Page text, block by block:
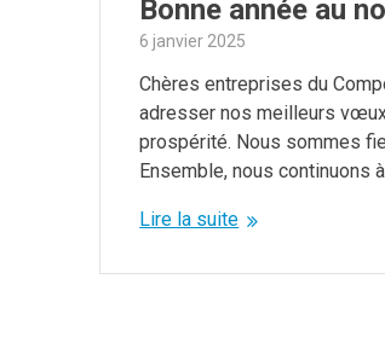
Bonne année au
6 janvier 2025
Chères entreprises du
adresser nos meilleurs
prospérité. Nous sommes
Ensemble, nous continuons
Lire la suite